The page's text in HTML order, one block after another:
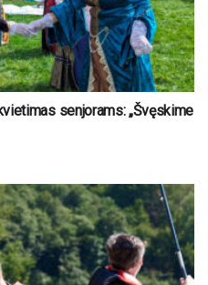
senjorams: „Švęskime